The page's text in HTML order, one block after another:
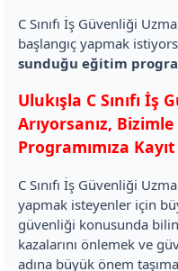
C Sınıfı İş Güvenliği
başlangıç yapmak
sunduğu eğitim
Ulukışla C Sınıfı
Arıyorsanız,
Programımıza
C Sınıfı İş Güvenliği
yapmak isteyenler için
güvenliği konusunda
kazalarını önlemek ve
adına büyük önem